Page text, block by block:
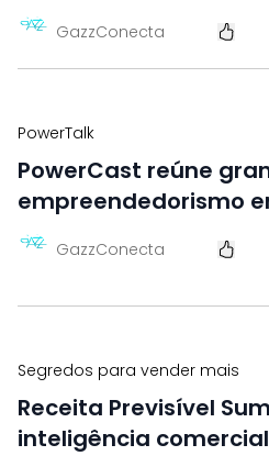
GazzConecta
PowerTalk
PowerCast reúne
empreendedorismo
GazzConecta
Segredos para vender mais
Receita Previsível
inteligência